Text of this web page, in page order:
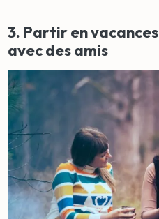
3. Partir en
avec des amis